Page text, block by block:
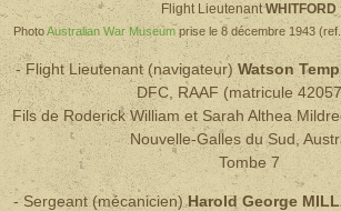
Flight LieutenantWHITFORD
PhotoAustralian War Museumprise le 8 décembre 1943
- Flight Lieutenant (navigateur) Watson
DFC, RAAF (matricule
Fils de Roderick William et Sarah Althea
Nouvelle-Galles du Sud,
Tombe 7
- Sergeant (mécanicien)Harold George